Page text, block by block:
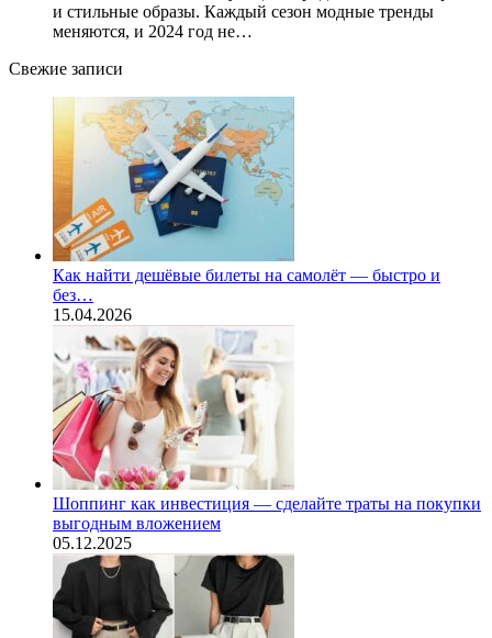
и стильные образы. Каждый сезон модные тренды
меняются, и 2024 год не…
Свежие записи
Как найти дешёвые билеты на самолёт — быстро и
без…
15.04.2026
Шоппинг как инвестиция — сделайте траты на покупки
выгодным вложением
05.12.2025